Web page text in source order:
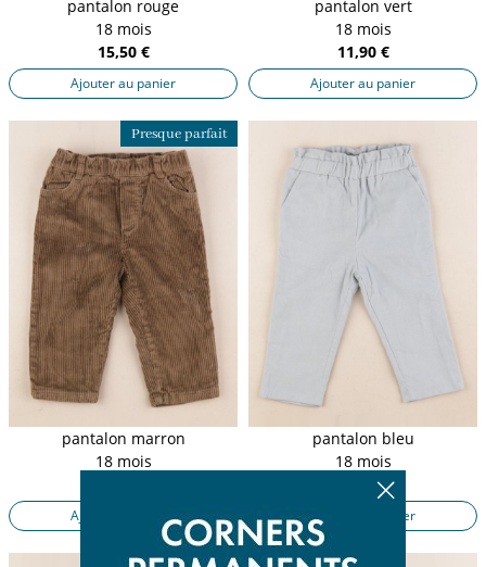
pantalon rouge
18 mois
15,50 €
Ajouter au panier
pantalon vert
18 mois
11,90 €
Ajouter au panier
Presque parfait
pantalon marron
18 mois
Ajouter au panier
pantalon bleu
18 mois
17,90 €
Ajouter au panier